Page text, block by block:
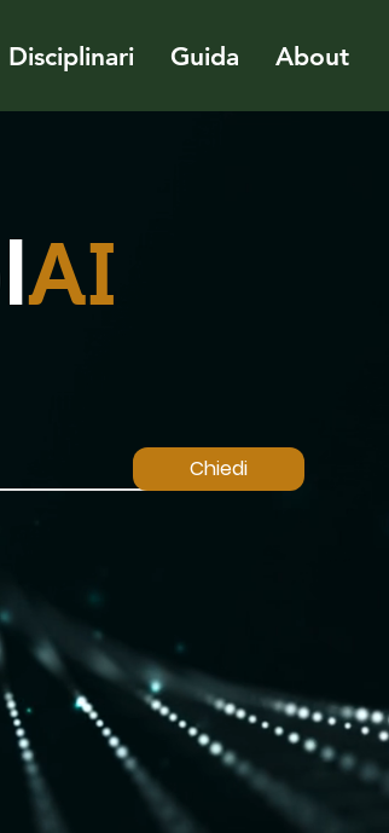
Disciplinari Guida About
Chiedi
AI